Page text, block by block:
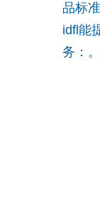
品标
idfl能
务：。